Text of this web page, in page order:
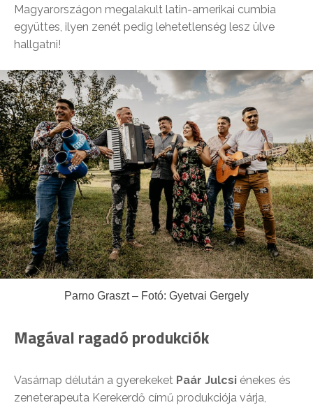
Magyarországon megalakult latin-amerikai cumbia
együttes, ilyen zenét pedig lehetetlenség lesz ülve
hallgatni!
Parno Graszt – Fotó: Gyetvai Gergely
Magával ragadó produkciók
Vasárnap délután a gyerekeket Paár Julcsi énekes és
zeneterapeuta Kerekerdő című produkciója várja,